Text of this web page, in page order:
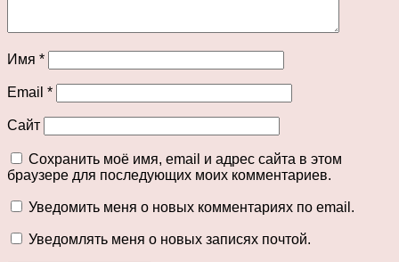
Имя *
Email *
Сайт
Сохранить моё имя, email и адрес сайта в этом
браузере для последующих моих комментариев.
Уведомить меня о новых комментариях по email.
Уведомлять меня о новых записях почтой.